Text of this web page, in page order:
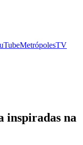
MetrópolesTV
inspiradas na